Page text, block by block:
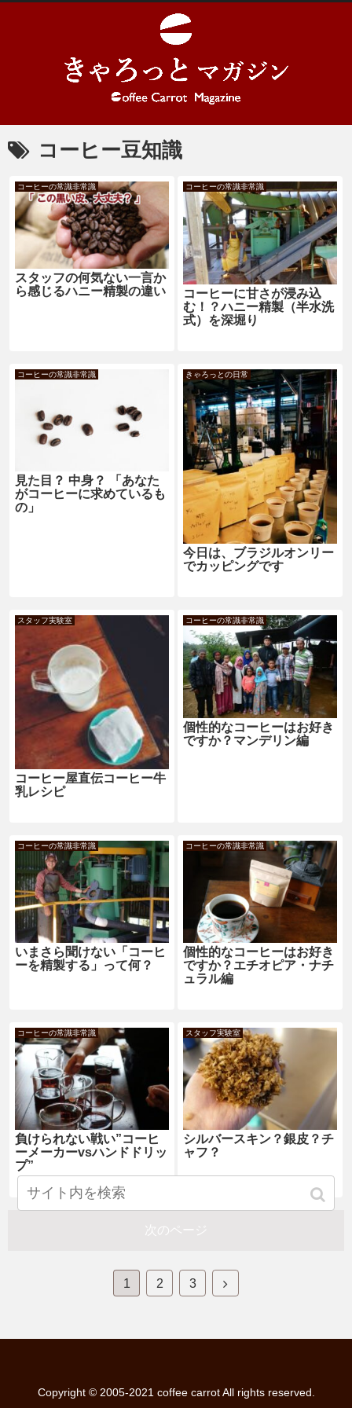
コーヒー豆知識
コーヒーの常識非常識
スタッフの何気ない一言か
ら感じるハニー精製の違い
コーヒーの常識非常識
コーヒーに甘さが浸み込
む！？ハニー精製（半水洗
式）を深堀り
コーヒーの常識非常識
見た目？ 中身？ 「あなた
がコーヒーに求めているも
の」
きゃろっとの日常
今日は、ブラジルオンリー
でカッピングです
スタッフ実験室
コーヒー屋直伝コーヒー牛
乳レシピ
コーヒーの常識非常識
個性的なコーヒーはお好き
ですか？マンデリン編
コーヒーの常識非常識
いまさら聞けない「コーヒ
ーを精製する」って何？
コーヒーの常識非常識
個性的なコーヒーはお好き
ですか？エチオピア・ナチ
ュラル編
コーヒーの常識非常識
負けられない戦い”コーヒ
ーメーカーvsハンドドリッ
プ”
スタッフ実験室
シルバースキン？銀皮？チ
ャフ？
次のページ
1 2 3
Copyright © 2005-2021 coffee carrot All rights reserved.